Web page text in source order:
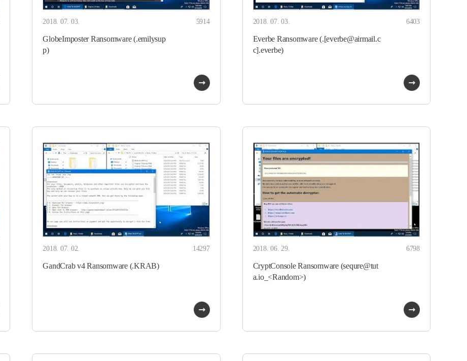
2018. 07. 03. 5914
GlobeImposter Ransomware (.emilysup
p)
2018. 07. 03. 6403
Everbe Ransomware (.[everbe@airmail.c
c].everbe)
2018. 07. 02. 14297
GandCrab v4 Ransomware (.KRAB)
2018. 06. 29. 6798
CryptConsole Ransomware (sequre@tut
a.io_<Random>)